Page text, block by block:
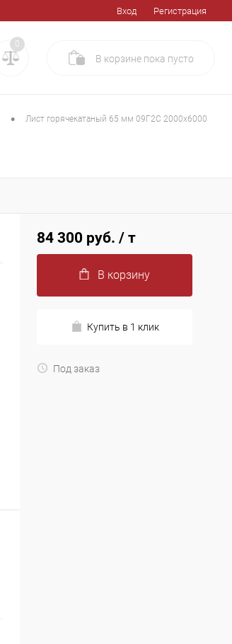
Вход Регистрация
0
В корзине пока пусто
• Лист горячекатаный 65 мм 09Г2С 2000х6000
84 300 руб. / т
В корзину
Купить в 1 клик
Под заказ